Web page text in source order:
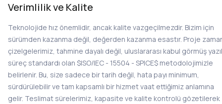
Verimlilik ve Kalite
Teknolojide hız önemlidir, ancak kalite vazgeçilmezdir. Bizim için
sürümden kazanma değil, değerden kazanma esastır. Proje
çizelgelerimiz, tahmine dayalı değil, uluslararası kabul görmüş
süreç standardı olan $ISO/IEC - 15504 - SPICE$ metodolojimizle
belirlenir. Bu, size sadece bir tarih değil, hata payı minimum,
sürdürülebilir ve tam kapsamlı bir hizmet vaat ettiğimiz anlamına
gelir. Teslimat sürelerimiz, kapasite ve kalite kontrolü gözetilerek